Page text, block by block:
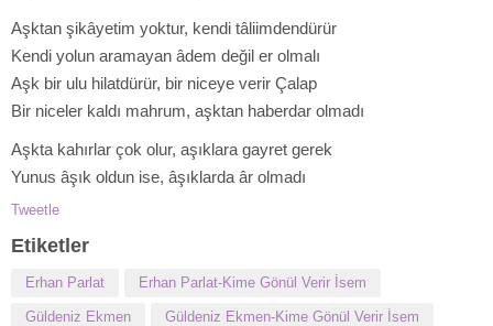
Aşktan şikâyetim yoktur, kendi tâliimdendürür
Kendi yolun aramayan âdem değil er olmalı
Aşk bir ulu hilatdürür, bir niceye verir Çalap
Bir niceler kaldı mahrum, aşktan haberdar olmadı
Aşkta kahırlar çok olur, aşıklara gayret gerek
Yunus âşık oldun ise, âşıklarda âr olmadı
Tweetle
Etiketler
Erhan Parlat Erhan Parlat-Kime Gönül Verir İsem
Güldeniz Ekmen Güldeniz Ekmen-Kime Gönül Verir İsem